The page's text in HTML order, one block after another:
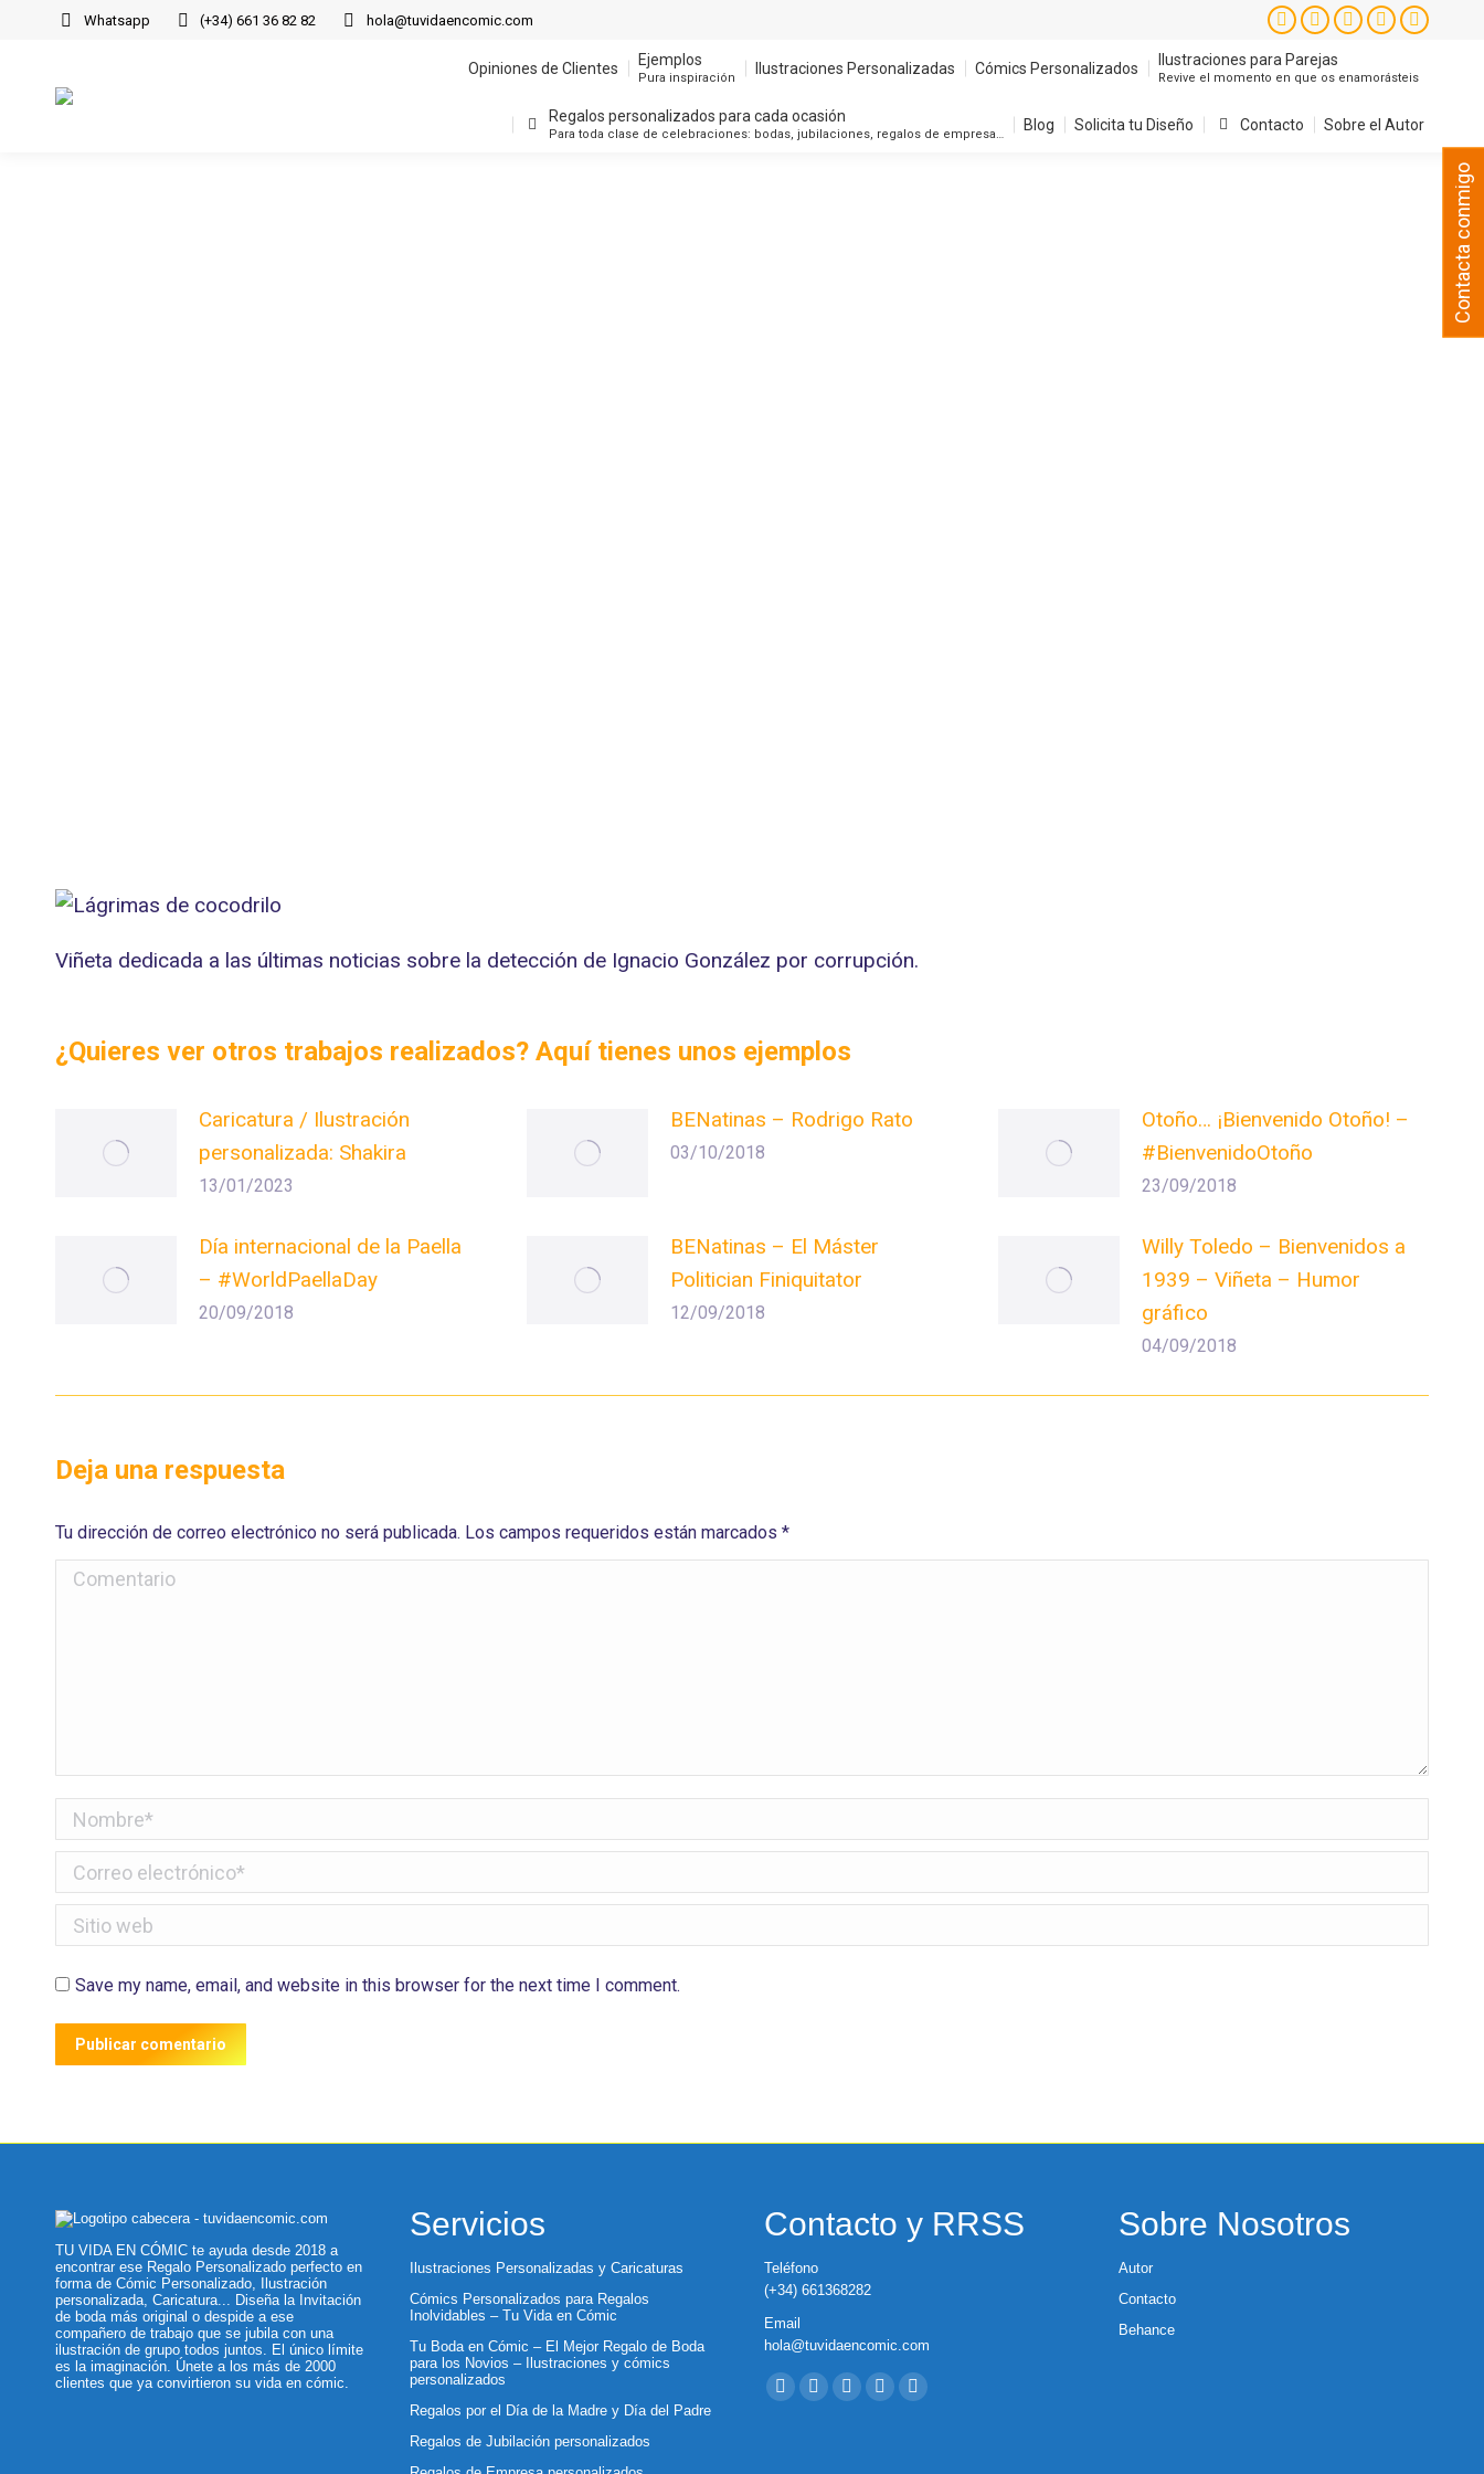
Whatsapp (+34) 661 36 82 82 hola@tuvidaencomic.com
Instagram
page
opens
in
Facebook
page
opens
in
X
opens
in
YouTube
opens
in
opens
in
new
window
Opiniones de Clientes Ejemplos
Pura inspiración
Ilustraciones Personalizadas Cómics Personalizados Ilustraciones para Parejas
Revive el momento en que os enamorásteis
Regalos personalizados para cada ocasión
Para toda clase de celebraciones: bodas, jubilaciones, regalos de empresa…
Blog Solicita tu Diseño Contacto Sobre el Autor
Viñeta dedicada a las últimas noticias sobre la detección de Ignacio González por corrupción.
¿Quieres ver otros trabajos realizados? Aquí tienes unos ejemplos
Caricatura / Ilustración
personalizada: Shakira
13/01/2023
BENatinas – Rodrigo Rato
03/10/2018
Otoño… ¡Bienvenido Otoño! –
#BienvenidoOtoño
23/09/2018
Día internacional de la Paella
– #WorldPaellaDay
20/09/2018
BENatinas – El Máster
Politician Finiquitator
12/09/2018
Willy Toledo – Bienvenidos a
1939 – Viñeta – Humor
gráfico
04/09/2018
Deja una respuesta
Tu dirección de correo electrónico no será publicada. Los campos requeridos están marcados *
Comentario
Nombre *
Correo electrónico *
Sitio web
Save my name, email, and website in this browser for the next time I comment.
Publicar comentario
TU VIDA EN CÓMIC te ayuda desde 2018 a
encontrar ese Regalo Personalizado perfecto en
forma de Cómic Personalizado, Ilustración
personalizada, Caricatura... Diseña la Invitación
de boda más original o despide a ese
compañero de trabajo que se jubila con una
ilustración de grupo todos juntos. El único límite
es la imaginación. Únete a los más de 2000
clientes que ya convirtieron su vida en cómic.
Servicios
Ilustraciones Personalizadas y Caricaturas
Cómics Personalizados para Regalos
Inolvidables – Tu Vida en Cómic
Tu Boda en Cómic – El Mejor Regalo de Boda
para los Novios – Ilustraciones y cómics
personalizados
Regalos por el Día de la Madre y Día del Padre
Regalos de Jubilación personalizados
Contacto y RRSS
Teléfono
(+34) 661368282
Email
hola@tuvidaencomic.com
Encuéntranos en:
Facebook
X
YouTubeInstagramWhatsapp
Sobre Nosotros
Autor
Contacto
Behance
Contacta conmigo